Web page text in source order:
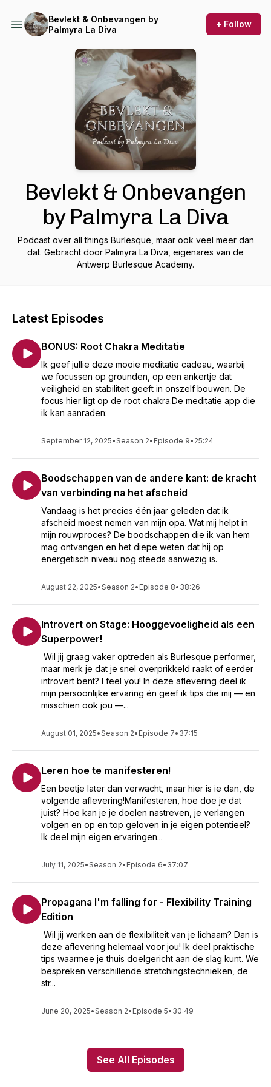
Bevlekt & Onbevangen by
Palmyra La Diva
+ Follow
Bevlekt & Onbevangen
by Palmyra La Diva
Podcast over all things Burlesque, maar ook veel meer dan
dat. Gebracht door Palmyra La Diva, eigenares van de
Antwerp Burlesque Academy.
Latest Episodes
BONUS: Root Chakra Meditatie
Ik geef jullie deze mooie meditatie cadeau, waarbij
we focussen op grounden, op een ankertje dat
veiligheid en stabiliteit geeft in onszelf bouwen. De
focus hier ligt op de root chakra.De meditatie app die
ik kan aanraden:
September 12, 2025•Season 2• Episode 9• 25:24
Boodschappen van de andere kant: de kracht
van verbinding na het afscheid
Vandaag is het precies één jaar geleden dat ik
afscheid moest nemen van mijn opa. Wat mij helpt in
mijn rouwproces? De boodschappen die ik van hem
mag ontvangen en het diepe weten dat hij op
energetisch niveau nog steeds aanwezig is.
August 22, 2025•Season 2• Episode 8• 38:26
Introvert on Stage: Hooggevoeligheid als een
Superpower!
Wil jij graag vaker optreden als Burlesque performer,
maar merk je dat je snel overprikkeld raakt of eerder
introvert bent? I feel you! In deze aflevering deel ik
mijn persoonlijke ervaring én geef ik tips die mij — en
misschien ook jou —...
August 01, 2025•Season 2• Episode 7• 37:15
Leren hoe te manifesteren!
Een beetje later dan verwacht, maar hier is ie dan, de
volgende aflevering!Manifesteren, hoe doe je dat
juist? Hoe kan je je doelen nastreven, je verlangen
volgen en op en top geloven in je eigen potentieel?
Ik deel mijn eigen ervaringen...
July 11, 2025•Season 2• Episode 6• 37:07
Propagana I'm falling for - Flexibility Training
Edition
Wil jij werken aan de flexibiliteit van je lichaam? Dan is
deze aflevering helemaal voor jou! Ik deel praktische
tips waarmee je thuis doelgericht aan de slag kunt. We
bespreken verschillende stretchingstechnieken, de
str...
June 20, 2025•Season 2• Episode 5• 30:49
See All Episodes